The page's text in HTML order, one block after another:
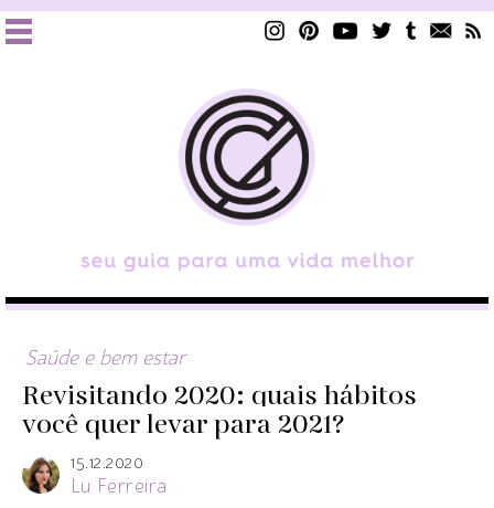
Saúde e bem estar
Revisitando 2020: quais hábitos
você quer levar para 2021?
15.12.2020
Lu Ferreira